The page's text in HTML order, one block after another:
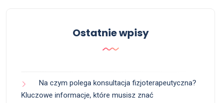
Ostatnie wpisy
Na czym polega konsultacja fizjoterapeutyczna?
Kluczowe informacje, które musisz znać